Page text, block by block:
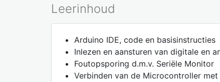
Leerinhoud
Arduino IDE, code en basisinstructies
Inlezen en aansturen van digitale en
Foutopsporing d.m.v. Seriële Monitor
Verbinden van de Microcontroller